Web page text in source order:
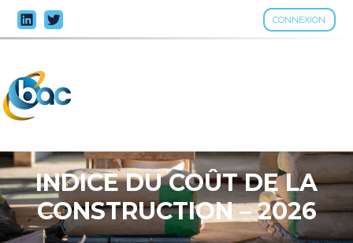
CONNEXION
Aller
au
INDICE DU COÛT DE LA
CONSTRUCTION – 2026